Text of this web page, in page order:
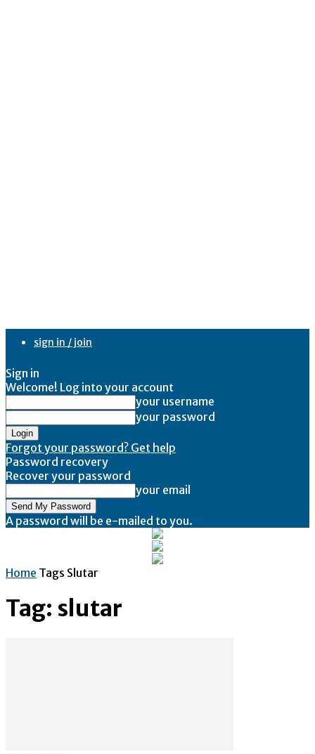
sign in / join
Sign in
Welcome! Log into your account
your username
your password
Forgot your password? Get help
Password recovery
Recover your password
your email
A password will be e-mailed to you.
Home Tags Slutar
Tag: slutar